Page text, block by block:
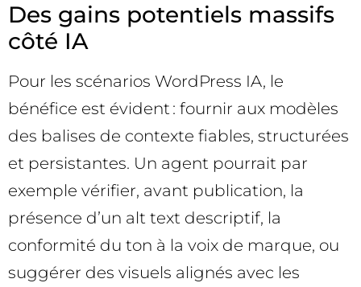
Des gains potentiels massifs
côté IA
Pour les scénarios WordPress IA, le
bénéfice est évident : fournir aux modèles
des balises de contexte fiables, structurées
et persistantes. Un agent pourrait par
exemple vérifier, avant publication, la
présence d’un alt text descriptif, la
conformité du ton à la voix de marque, ou
suggérer des visuels alignés avec les